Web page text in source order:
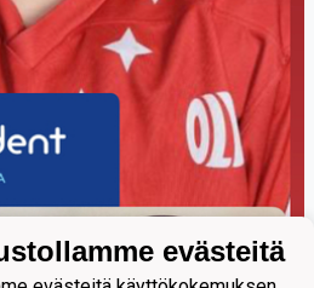
evästeitä